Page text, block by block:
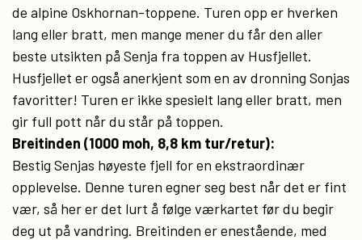
de alpine Oskhornan-toppene. Turen opp er hverken
lang eller bratt, men mange mener du får den aller
beste utsikten på Senja fra toppen av Husfjellet.
Husfjellet er også anerkjent som en av dronning Sonjas
favoritter! Turen er ikke spesielt lang eller bratt, men
gir full pott når du står på toppen.
Breitinden (1000 moh, 8,8 km tur/retur):
Bestig Senjas høyeste fjell for en ekstraordinær
opplevelse. Denne turen egner seg best når det er fint
vær, så her er det lurt å følge værkartet før du begir
deg ut på vandring. Breitinden er enestående, med